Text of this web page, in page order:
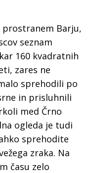
prostranem Barju,
seznam
160 kvadratnih
zares ne
sprehodili po
in prisluhnili
med Črno
ogleda je tudi
sprehodite
zraka. Na
času zelo